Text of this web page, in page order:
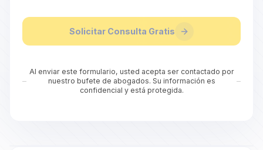
Solicitar Consulta Gratis
Al enviar este formulario, usted acepta ser contactado por
nuestro bufete de abogados. Su información es
confidencial y está protegida.